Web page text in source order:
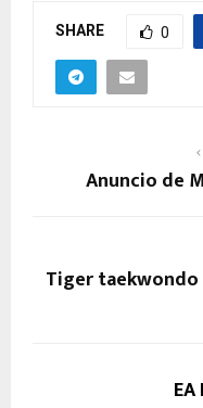
SHARE 0
Anuncio de
Tiger taekwondo